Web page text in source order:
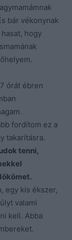
bár vékonynak
hogy
órát ébren
fordítom ez a
takarításra.
tenni,
egy kis ékszer,
valami
kell. Abba